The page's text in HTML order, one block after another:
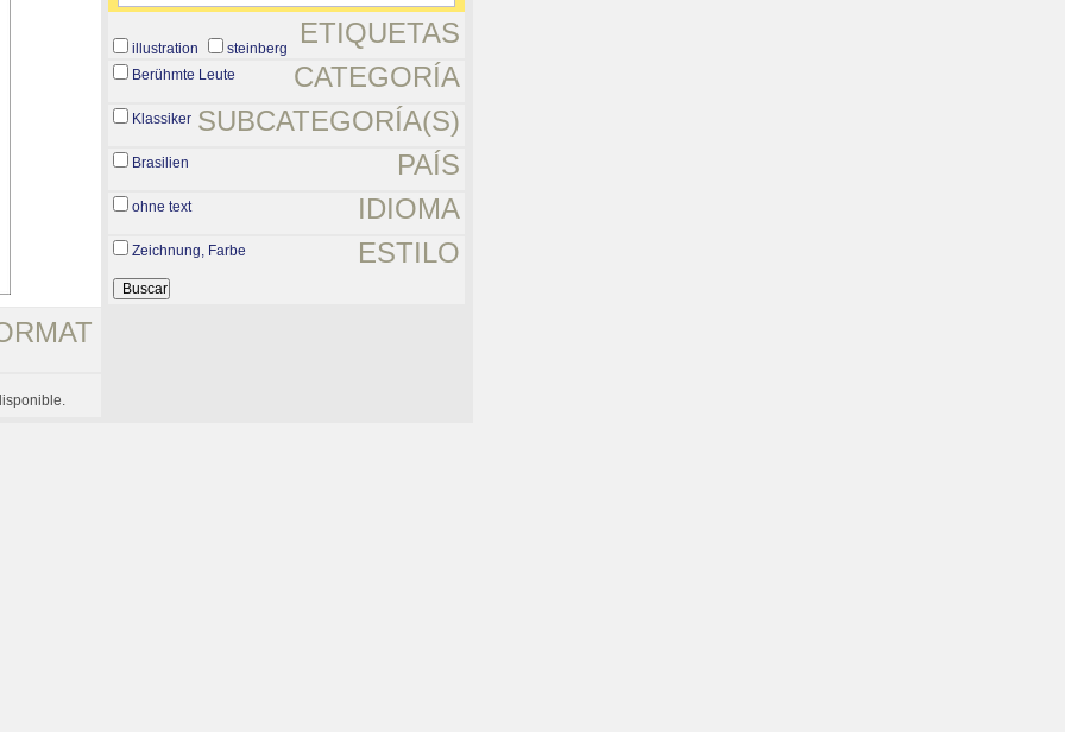
ETIQUETAS
illustration steinberg
CATEGORÍA
Berühmte Leute
SUBCATEGORÍA(S)
Klassiker
PAÍS
Brasilien
IDIOMA
ohne text
ESTILO
Zeichnung, Farbe